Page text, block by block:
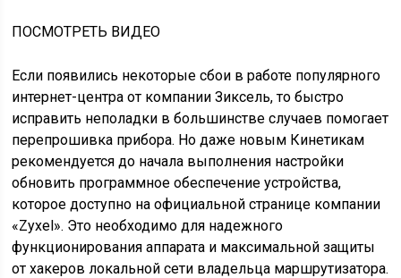
ПОСМОТРЕТЬ ВИДЕО
Если появились некоторые сбои в работе популярного
интернет-центра от компании Зиксель, то быстро
исправить неполадки в большинстве случаев помогает
перепрошивка прибора. Но даже новым Кинетикам
рекомендуется до начала выполнения настройки
обновить программное обеспечение устройства,
которое доступно на официальной странице компании
«Zyxel». Это необходимо для надежного
функционирования аппарата и максимальной защиты
от хакеров локальной сети владельца маршрутизатора.